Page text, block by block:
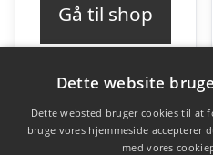
Gå til shop
Varekategorier
Dette website
Dette websted bruger cookies til at
bruge vores hjemmeside accepterer
med vores